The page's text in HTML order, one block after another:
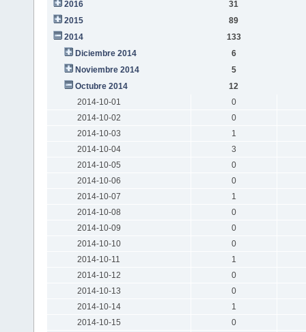
2016
31
2015
89
2014
133
Diciembre 2014
6
Noviembre 2014
5
Octubre 2014
12
2014-10-01
0
2014-10-02
0
2014-10-03
1
2014-10-04
3
2014-10-05
0
2014-10-06
0
2014-10-07
1
2014-10-08
0
2014-10-09
0
2014-10-10
0
2014-10-11
1
2014-10-12
0
2014-10-13
0
2014-10-14
1
2014-10-15
0